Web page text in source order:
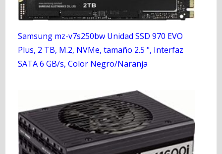
Samsung mz-v7s250bw Unidad SSD 970 EVO
Plus, 2 TB, M.2, NVMe, tamaño 2.5 ", Interfaz
SATA 6 GB/s, Color Negro/Naranja